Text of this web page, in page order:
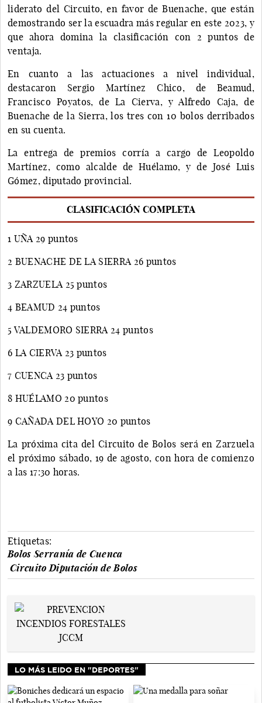
liderato del Circuito, en favor de Buenache, que están
demostrando ser la escuadra más regular en este 2023, y
que ahora domina la clasificación con 2 puntos de
ventaja.
En cuanto a las actuaciones a nivel individual,
destacaron Sergio Martínez Chico, de Beamud,
Francisco Poyatos, de La Cierva, y Alfredo Caja, de
Buenache de la Sierra, los tres con 10 bolos derribados
en su cuenta.
La entrega de premios corría a cargo de Leopoldo
Martínez, como alcalde de Huélamo, y de José Luis
Gómez, diputado provincial.
CLASIFICACIÓN COMPLETA
1 UÑA 29 puntos
2 BUENACHE DE LA SIERRA 26 puntos
3 ZARZUELA 25 puntos
4 BEAMUD 24 puntos
5 VALDEMORO SIERRA 24 puntos
6 LA CIERVA 23 puntos
7 CUENCA 23 puntos
8 HUÉLAMO 20 puntos
9 CAÑADA DEL HOYO 20 puntos
La próxima cita del Circuito de Bolos será en Zarzuela
el próximo sábado, 19 de agosto, con hora de comienzo
a las 17:30 horas.
Etiquetas:
Bolos Serranía de Cuenca
Circuito Diputación de Bolos
LO MÁS LEIDO EN "DEPORTES"